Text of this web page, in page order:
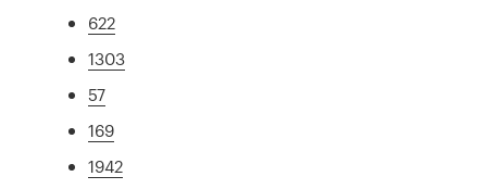
622
1303
57
169
1942